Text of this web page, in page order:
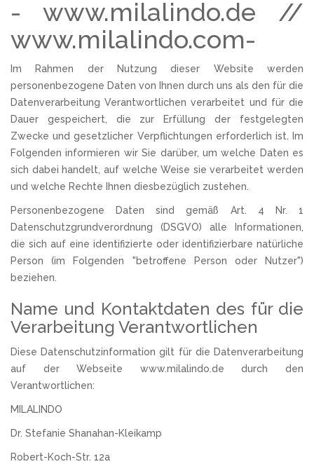
- www.milalindo.de //
www.milalindo.com-
Im Rahmen der Nutzung dieser Website werden
personenbezogene Daten von Ihnen durch uns als den für die
Datenverarbeitung Verantwortlichen verarbeitet und für die
Dauer gespeichert, die zur Erfüllung der festgelegten
Zwecke und gesetzlicher Verpflichtungen erforderlich ist. Im
Folgenden informieren wir Sie darüber, um welche Daten es
sich dabei handelt, auf welche Weise sie verarbeitet werden
und welche Rechte Ihnen diesbezüglich zustehen.
Personenbezogene Daten sind gemäß Art. 4 Nr. 1
Datenschutzgrundverordnung (DSGVO) alle Informationen,
die sich auf eine identifizierte oder identifizierbare natürliche
Person (im Folgenden "betroffene Person oder Nutzer")
beziehen.
Name und Kontaktdaten des für die
Verarbeitung Verantwortlichen
Diese Datenschutzinformation gilt für die Datenverarbeitung
auf der Webseite www.milalindo.de durch den
Verantwortlichen:
MILALINDO
Dr. Stefanie Shanahan-Kleikamp
Robert-Koch-Str. 12a